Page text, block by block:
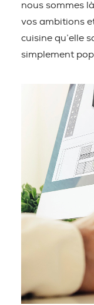
nous sommes
vos ambitions
cuisine qu’elle
simplement